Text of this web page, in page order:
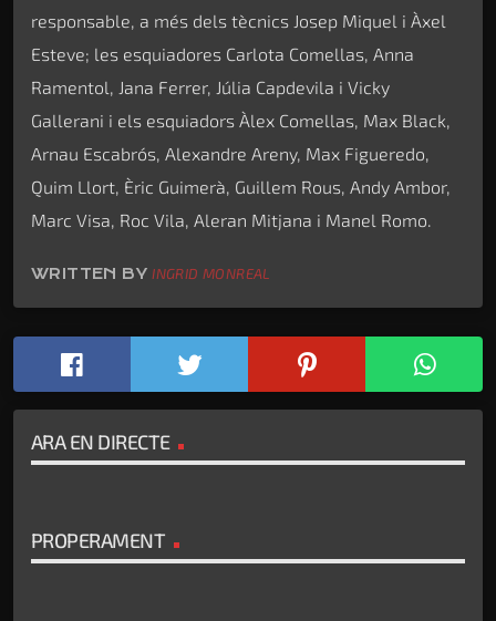
responsable, a més dels tècnics Josep Miquel i Àxel
Esteve; les esquiadores Carlota Comellas, Anna
Ramentol, Jana Ferrer, Júlia Capdevila i Vicky
Gallerani i els esquiadors Àlex Comellas, Max Black,
Arnau Escabrós, Alexandre Areny, Max Figueredo,
Quim Llort, Èric Guimerà, Guillem Rous, Andy Ambor,
Marc Visa, Roc Vila, Aleran Mitjana i Manel Romo.
WRITTEN BYINGRID MONREAL
ARA EN DIRECTE
PROPERAMENT